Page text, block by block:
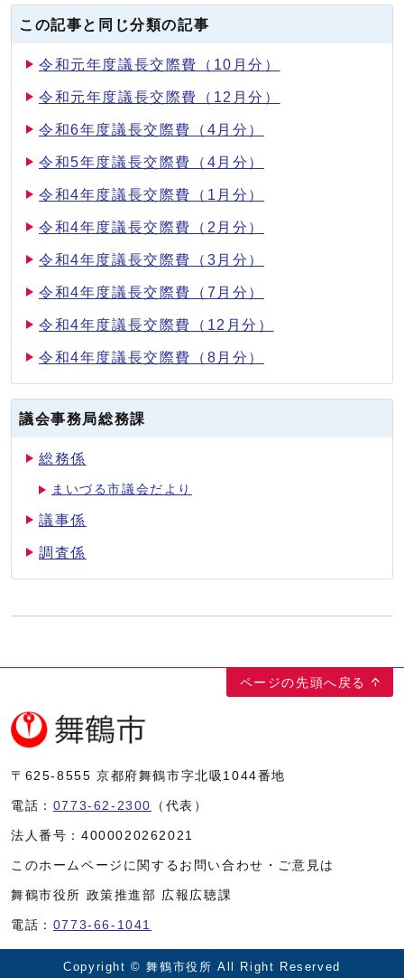
この記事と同じ分類の記事
令和元年度議長交際費（10月分）
令和元年度議長交際費（12月分）
令和6年度議長交際費（4月分）
令和5年度議長交際費（4月分）
令和4年度議長交際費（1月分）
令和4年度議長交際費（2月分）
令和4年度議長交際費（3月分）
令和4年度議長交際費（7月分）
令和4年度議長交際費（12月分）
令和4年度議長交際費（8月分）
議会事務局総務課
総務係
まいづる市議会だより
議事係
調査係
ページの先頭へ戻る
〒625-8555 京都府舞鶴市字北吸1044番地
電話： 0773-62-2300 （代表）
法人番号： 4000020262021
このホームページに関するお問い合わせ・ご意見は
舞鶴市役所 政策推進部 広報広聴課
電話： 0773-66-1041
Copyright © 舞鶴市役所 All Right Reserved